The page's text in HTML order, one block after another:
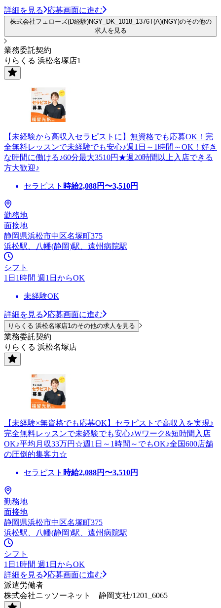
詳細を見る 応募画面に進む
株式会社フェローズ(D経験)NGY_DK_1018_1376T(A)(NGY)のその他の
求人を見る
業務委託契約
りらくる 浜松名塚店1
【未経験から高収入セラピストに】無資格でも応募OK！完
全無料レッスンで未経験でも安心♪週1日～1時間～OK！好き
な時間に働ける♪60分最大3510円★週20時間以上入店できる
方大歓迎♪
セラピスト 時給2,088円〜3,510円
勤務地
面接地
静岡県浜松市中区名塚町375
浜松駅、八幡(静岡)駅、遠州病院駅
シフト
1日1時間 週1日からOK
未経験OK
詳細を見る 応募画面に進む
りらくる 浜松名塚店1のその他の求人を見る
業務委託契約
りらくる 浜松名塚店
【未経験×無資格でも応募OK】セラピストで高収入を実現♪
完全無料レッスンで未経験でも安心♪Wワーク&短時間入店
OK♪平均月収33万円☆週1日～1時間～でもOK♪全国600店舗
の圧倒的集客力☆
セラピスト 時給2,088円〜3,510円
勤務地
面接地
静岡県浜松市中区名塚町375
浜松駅、八幡(静岡)駅、遠州病院駅
シフト
1日1時間 週1日からOK
詳細を見る
応募画面に進む
派遣労働者
株式会社ニッソーネット 静岡支社/1201_6065